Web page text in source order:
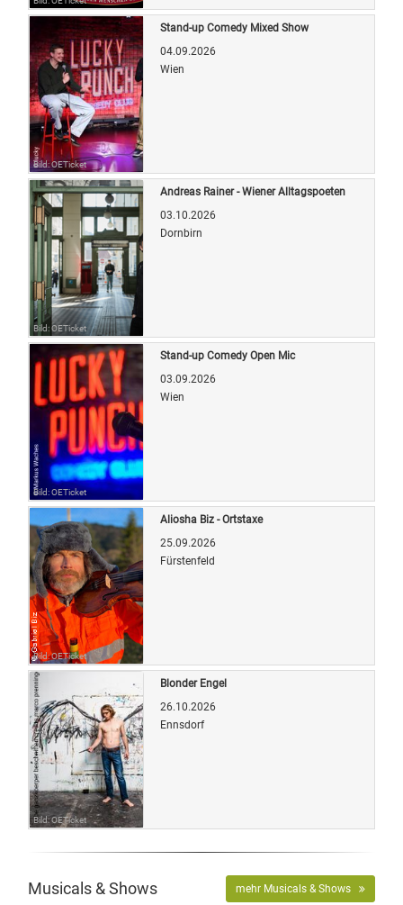
Bild: OETicket
Stand-up Comedy Mixed Show
04.09.2026
Wien
Bild: OETicket
Andreas Rainer - Wiener Alltagspoeten
03.10.2026
Dornbirn
Bild: OETicket
Stand-up Comedy Open Mic
03.09.2026
Wien
Bild: OETicket
Aliosha Biz - Ortstaxe
25.09.2026
Fürstenfeld
Bild: OETicket
Blonder Engel
26.10.2026
Ennsdorf
Musicals & Shows mehr Musicals & Shows